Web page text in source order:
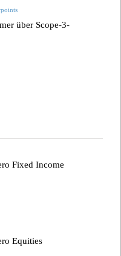
über Scope-3-
Fixed Income
Equities